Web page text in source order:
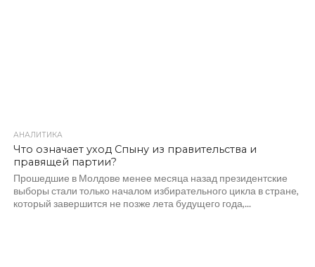
АНАЛИТИКА
Что означает уход Спыну из правительства и
правящей партии?
Прошедшие в Молдове менее месяца назад президентские
выборы стали только началом избирательного цикла в стране,
который завершится не позже лета будущего года,...